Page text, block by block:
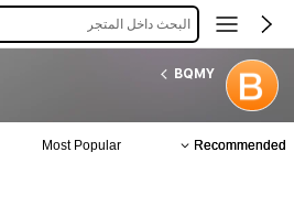
البحث داخل المتجر
BQMY
Recommended
Most Popular